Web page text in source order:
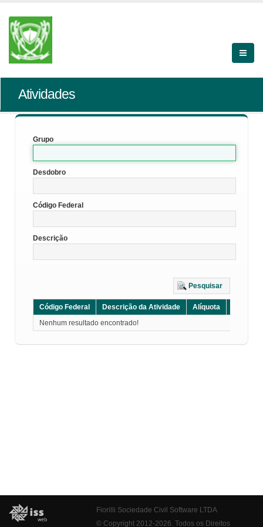
Atividades
Grupo
Desdobro
Código Federal
Descrição
Pesquisar
Código Federal Descrição da Atividade Alíquota
Nenhum resultado encontrado!
Fiorilli Sociedade Civil Software LTDA
© Copyright 2012-2026. Todos os Direitos